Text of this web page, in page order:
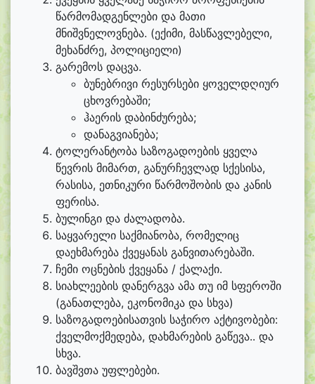
წარმომადგენლები და მათი
მნიშვნელოვნება. (ექიმი, მასწავლებელი,
მეხანძრე, პოლიციელი)
გარემოს დაცვა.
ბუნებრივი რესურსები ყოველდღიურ
ცხოვრებაში;
ჰაერის დაბინძურება;
დანაგვიანება;
ტოლერანტობა საზოგადოების ყველა
წევრის მიმართ, განურჩევლად სქესისა,
რასისა, ეთნიკური წარმოშობის და კანის
ფერისა.
ბულინგი და ძალადობა.
საყვარელი საქმიანობა, რომელიც
დაეხმარება ქვეყანას განვითარებაში.
ჩემი ოცნების ქვეყანა / ქალაქი.
სიახლეების დანერგვა ამა თუ იმ სფეროში
(განათლება, ეკონომიკა და სხვა)
საზოგადოებისათვის საჭირო აქტივობები:
ქველმოქმედება, დახმარების გაწევა.. და
სხვა.
ბავშვთა უფლებები.